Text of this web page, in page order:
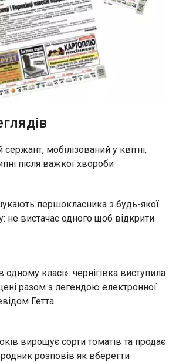
мобілізований у квітні,
після важкої хвороби
першокласника з будь-якої
не вистачає одного щоб відкрити
одному класі»: чернігівка виступила
разом з легендою електронної
Гетта
вирощує сорти томатів та продає
розповів як вберегти